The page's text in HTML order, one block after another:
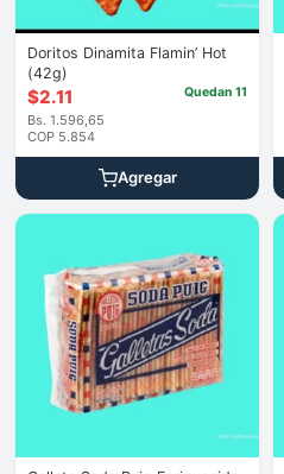
Doritos Dinamita Flamin’ Hot
(42g)
$2.11
Bs. 1.596,65
COP 5.854
Quedan 11
Agregar